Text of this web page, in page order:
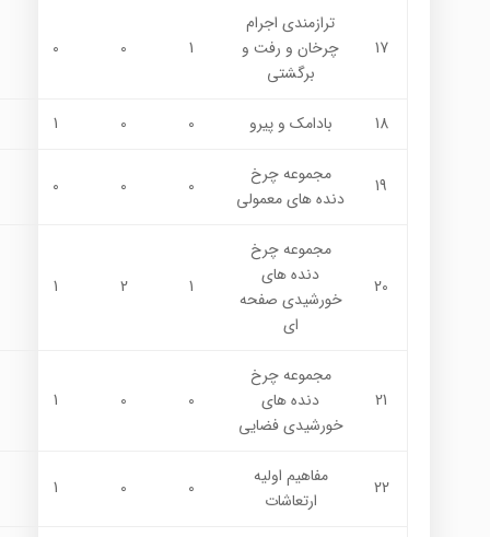
17
ترازمندي اجرام
چرخان و رفت و
برگشتي
1
0
0
18 بادامك و پيرو 0
0
1
19
مجموعه چرخ
دنده هاي معمولي
0
0
0
20
مجموعه چرخ
دنده هاي
خورشيدي صفحه
اي
1
2
1
21
مجموعه چرخ
دنده هاي
خورشيدي فضايي
0
0
1
22
مفاهيم اوليه
ارتعاشات
0
0
1